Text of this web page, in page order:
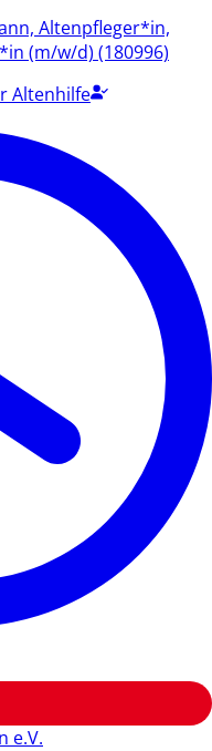
Altenpfleger*in,
(m/w/d) (180996)
Altenhilfe
e.V.